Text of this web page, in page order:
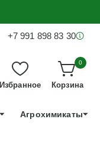
+7 991 898 83 30
Избранное
0
Корзина
Агрохимикаты